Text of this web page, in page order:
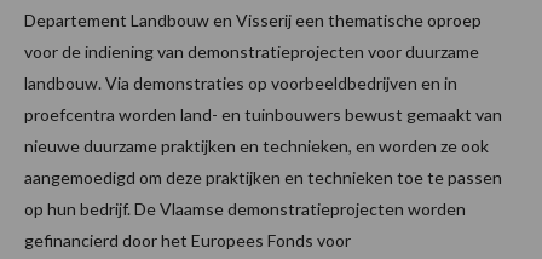
Departement Landbouw en Visserij een thematische oproep
voor de indiening van demonstratieprojecten voor duurzame
landbouw. Via demonstraties op voorbeeldbedrijven en in
proefcentra worden land- en tuinbouwers bewust gemaakt van
nieuwe duurzame praktijken en technieken, en worden ze ook
aangemoedigd om deze praktijken en technieken toe te passen
op hun bedrijf. De Vlaamse demonstratieprojecten worden
gefinancierd door het Europees Fonds voor